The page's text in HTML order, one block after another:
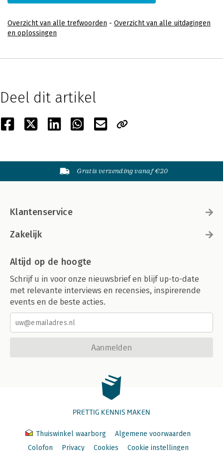
Overzicht van alle trefwoorden - Overzicht van alle uitdagingen
en oplossingen
Deel dit artikel
Gratis verzending vanaf €20
Klantenservice
Zakelijk
Altijd op de hoogte
Schrijf u in voor onze nieuwsbrief en blijf up-to-date
met relevante interviews en recensies, inspirerende
events en de beste acties.
Aanmelden
PRETTIG KENNIS MAKEN
Thuiswinkel waarborg
Algemene voorwaarden
Colofon
Privacy Cookies Cookie instellingen